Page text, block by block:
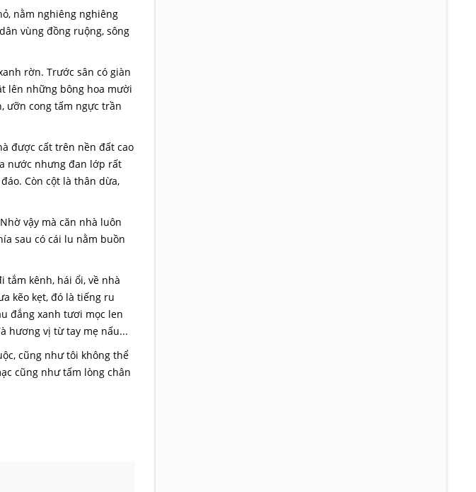
nằm nghiêng nghiêng
vùng đồng ruộng, sông
rờn. Trước sân có giàn
lên những bông hoa mười
ưỡn cong tấm ngực trần
được cất trên nền đất cao
nước nhưng đan lớp rất
Còn cột là thân dừa,
vậy mà căn nhà luôn
sau có cái lu nằm buồn
tắm kênh, hái ổi, về nhà
kẽo kẹt, đó là tiếng ru
đắng xanh tươi mọc len
hương vị từ tay mẹ nấu...
cũng như tôi không thể
cũng như tấm lòng chân